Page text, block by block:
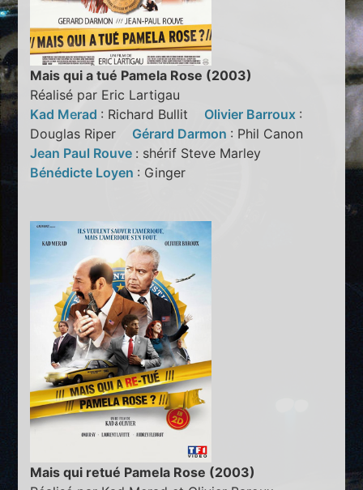
Mais qui a tué Pamela Rose (2003)
Réalisé par Eric Lartigau
Kad Merad : Richard Bullit Olivier Barroux :
Douglas Riper Gérard Darmon : Phil Canon
Jean Paul Rouve : shérif Steve Marley
Bénédicte Loyen : Ginger
Mais qui retué Pamela Rose (2003)